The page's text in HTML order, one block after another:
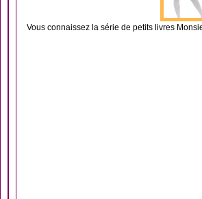
Vous connaissez la série de petits livres